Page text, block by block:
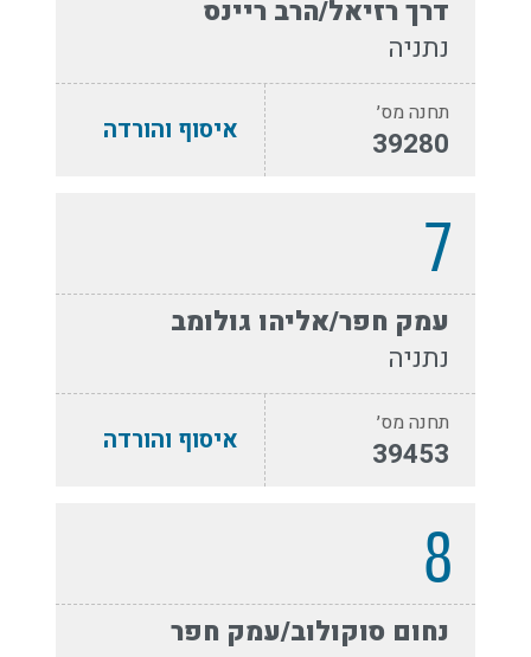
דרך רזיאל/הרב ריינס
נתניה
תחנה מס׳
39280 איסוף והורדה
7
עמק חפר/אליהו גולומב
נתניה
תחנה מס׳
39453 איסוף והורדה
8
נחום סוקולוב/עמק חפר